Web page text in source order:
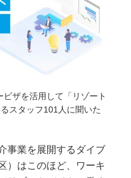
ザを活用して「リゾート
スタッフ101人に聞いた
事業を展開するダイブ
）はこのほど、ワーキ